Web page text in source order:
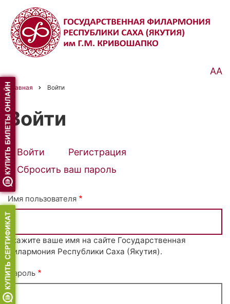
Перейти
основному
содержанию
АА
Строка
навигации
Главная Войти
Войти
Primary
tabs
Войти (активная
вкладка)
Регистрация
Сбросить ваш пароль
Имя пользователя
Укажите ваше имя на сайте Государственная
филармония Республики Саха (Якутия).
Пароль